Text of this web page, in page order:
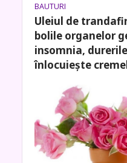
BAUTURI
Uleiul de
bolile organelor
insomnia,
înlocuiește